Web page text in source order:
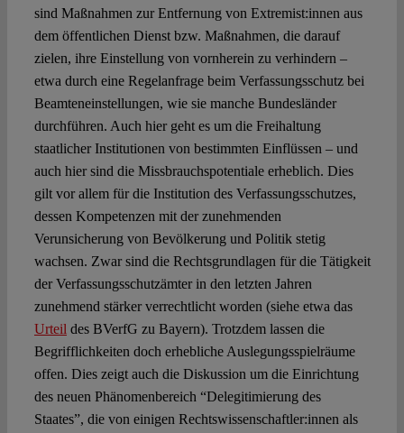
sind Maßnahmen zur Entfernung von Extremist:innen aus
dem öffentlichen Dienst bzw. Maßnahmen, die darauf
zielen, ihre Einstellung von vornherein zu verhindern –
etwa durch eine Regelanfrage beim Verfassungsschutz bei
Beamteneinstellungen, wie sie manche Bundesländer
durchführen. Auch hier geht es um die Freihaltung
staatlicher Institutionen von bestimmten Einflüssen – und
auch hier sind die Missbrauchspotentiale erheblich. Dies
gilt vor allem für die Institution des Verfassungsschutzes,
dessen Kompetenzen mit der zunehmenden
Verunsicherung von Bevölkerung und Politik stetig
wachsen. Zwar sind die Rechtsgrundlagen für die Tätigkeit
der Verfassungsschutzämter in den letzten Jahren
zunehmend stärker verrechtlicht worden (siehe etwa das
Urteil des BVerfG zu Bayern). Trotzdem lassen die
Begrifflichkeiten doch erhebliche Auslegungsspielräume
offen. Dies zeigt auch die Diskussion um die Einrichtung
des neuen Phänomenbereich “Delegitimierung des
Staates”, die von einigen Rechtswissenschaftler:innen als